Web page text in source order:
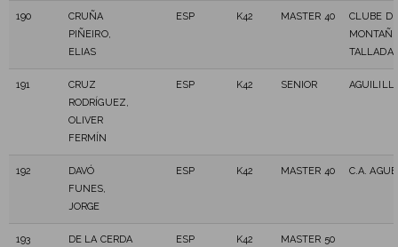
190
CRUÑA
PIÑEIRO,
ELIAS
ESP K42 MASTER 40
CLUBE DE
TALLADA
191
CRUZ
RODRÍGUEZ,
OLIVER
FERMÍN
ESP K42 SENIOR
192
DAVÓ
FUNES,
JORGE
ESP K42 MASTER 40 C.A.
193
DE LA CERDA
ESP K42 MASTER 50